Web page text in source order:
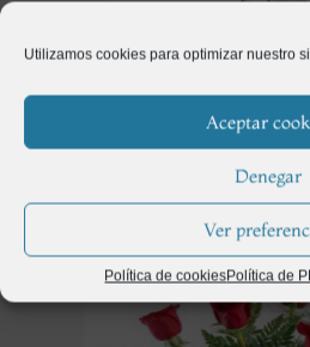
Utilizamos cookies para optimizar nuestro
Aceptar
Denegar
Ver
Política de cookiesPolítica de